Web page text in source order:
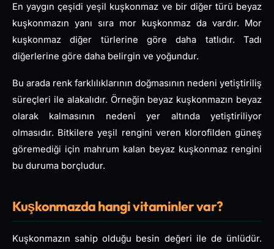
En yaygın çeşidi yeşil kuşkonmaz ve bir diğer türü beyaz
kuşkonmazın yanı sıra mor kuşkonmaz da vardır. Mor
kuşkonmaz diğer türlerine göre daha tatlıdır. Tadı
diğerlerine göre daha belirgin ve yoğundur.
Bu arada renk farklılıklarının doğmasının nedeni yetiştiriliş
süreçleri ile alakalıdır. Örneğin beyaz kuşkonmazın beyaz
olarak kalmasının nedeni yer altında yetiştiriliyor
olmasıdır. Bitkilere yeşil rengini veren klorofilden güneş
göremediği için mahrum kalan beyaz kuşkonmaz rengini
bu duruma borçludur.
Kuşkonmazda hangi vitaminler var?
Kuşkonmazın sahip olduğu besin değeri ile de ünlüdür.